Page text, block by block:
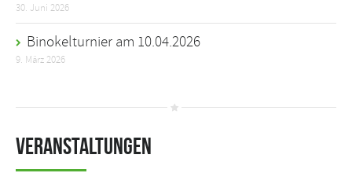
30. Juni 2026
Binokelturnier am 10.04.2026
9. März 2026
Veranstaltungen